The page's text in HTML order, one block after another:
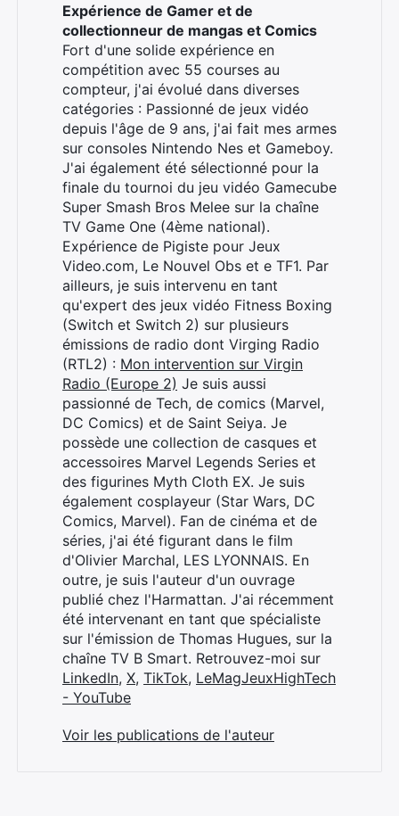
Expérience de Gamer et de
collectionneur de mangas et Comics
Fort d'une solide expérience en
compétition avec 55 courses au
compteur, j'ai évolué dans diverses
catégories : Passionné de jeux vidéo
depuis l'âge de 9 ans, j'ai fait mes armes
sur consoles Nintendo Nes et Gameboy.
J'ai également été sélectionné pour la
finale du tournoi du jeu vidéo Gamecube
Super Smash Bros Melee sur la chaîne
TV Game One (4ème national).
Expérience de Pigiste pour Jeux
Video.com, Le Nouvel Obs et e TF1. Par
ailleurs, je suis intervenu en tant
qu'expert des jeux vidéo Fitness Boxing
(Switch et Switch 2) sur plusieurs
émissions de radio dont Virging Radio
(RTL2) : Mon intervention sur Virgin
Radio (Europe 2) Je suis aussi
passionné de Tech, de comics (Marvel,
DC Comics) et de Saint Seiya. Je
possède une collection de casques et
accessoires Marvel Legends Series et
des figurines Myth Cloth EX. Je suis
également cosplayeur (Star Wars, DC
Comics, Marvel). Fan de cinéma et de
séries, j'ai été figurant dans le film
d'Olivier Marchal, LES LYONNAIS. En
outre, je suis l'auteur d'un ouvrage
publié chez l'Harmattan. J'ai récemment
été intervenant en tant que spécialiste
sur l'émission de Thomas Hugues, sur la
chaîne TV B Smart. Retrouvez-moi sur
LinkedIn, X, TikTok, LeMagJeuxHighTech
- YouTube
Voir les publications de l'auteur
Rechercher
: